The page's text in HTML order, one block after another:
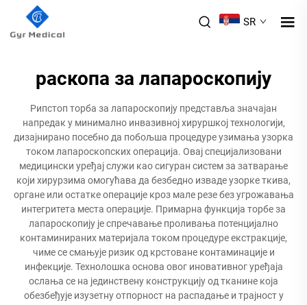
SR
раскопа за лапароскопију
Рипстоп торба за лапароскопију представља значајан
напредак у минимално инвазивној хируршкој технологији,
дизајнирано посебно да побољша процедуре узимања узорка
током лапароскопских операција. Овај специјализовани
медицински уређај служи као сигуран систем за затварање
који хирурзима омогућава да безбедно изваде узорке ткива,
органе или остатке операције кроз мале резе без угрожавања
интегритета места операције. Примарна функција торбе за
лапароскопију је спречавање проливања потенцијално
контаминираних материјала током процедуре екстракције,
чиме се смањује ризик од крстоване контаминације и
инфекције. Технолошка основа овог иновативног уређаја
ослања се на јединствену конструкцију од тканине која
обезбеђује изузетну отпорност на распадање и трајност у